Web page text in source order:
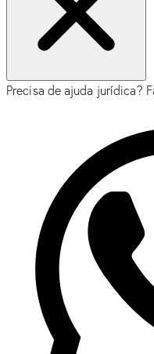
Precisa de ajuda jurídica?